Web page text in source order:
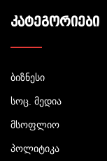
ᲙᲐᲢᲔᲒᲝᲠᲘᲔᲑᲘ
ბიზნესი
სოც. მედია
მსოფლიო
პოლიტიკა